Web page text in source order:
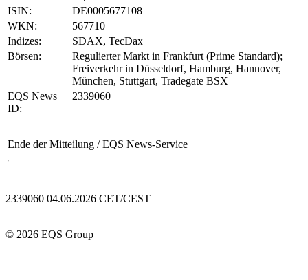
ISIN:
DE0005677108
WKN:
567710
Indizes:
SDAX, TecDax
Börsen:
Regulierter Markt in Frankfurt (Prime Standard);
Freiverkehr in Düsseldorf, Hamburg, Hannover,
München, Stuttgart, Tradegate BSX
EQS News
ID:
2339060
Ende der Mitteilung / EQS News-Service
2339060 04.06.2026 CET/CEST
© 2026 EQS Group